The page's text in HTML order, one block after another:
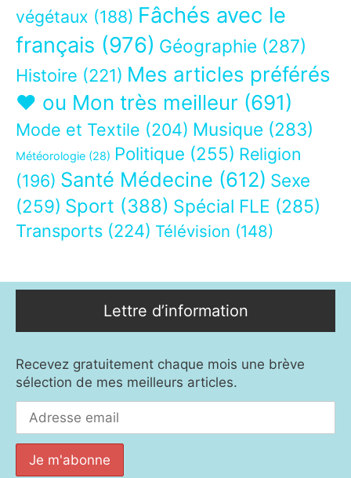
végétaux (188) Fâchés avec le
français (976) Géographie (287)
Histoire (221) Mes articles préférés
❤ ou Mon très meilleur (691)
Mode et Textile (204) Musique (283)
Météorologie (28) Politique (255) Religion
(196) Santé Médecine (612) Sexe
(259) Sport (388) Spécial FLE (285)
Transports (224) Télévision (148)
Lettre d’information
Recevez gratuitement chaque mois une brève
sélection de mes meilleurs articles.